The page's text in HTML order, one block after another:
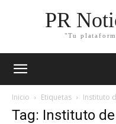
PR
"Tu
Inicio Etiquetas Instituto
Tag: Instituto